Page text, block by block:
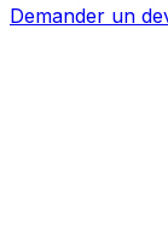
Demander un